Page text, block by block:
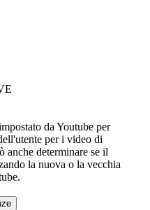
da Youtube per
per i video di
anche determinare se il
la nuova o la vecchia